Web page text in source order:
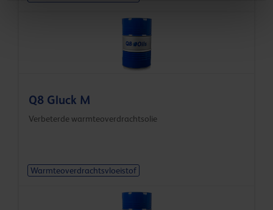
Q8 Gluck M
Verbeterde warmteoverdrachtsolie
Warmteoverdrachtsvloeistof